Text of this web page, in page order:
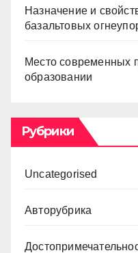
Назначение и
базальтовых
Место современных
образовании
Рубрики
Uncategorised
Авторубрика